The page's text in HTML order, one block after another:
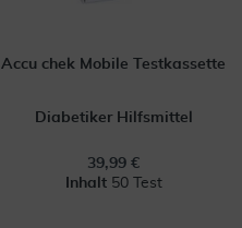
Accu chek Mobile Testkassette
Diabetiker Hilfsmittel
39,99 €
Inhalt 50 Test